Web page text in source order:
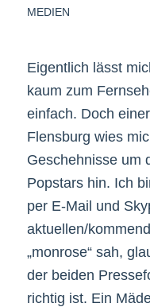
MEDIEN
Eigentlich lässt
kaum zum
einfach. Doch
Flensburg wies
Geschehnisse um
Popstars hin. Ich
per E-Mail und
aktuellen/
„monrose“ sah,
der beiden
richtig ist. Ein